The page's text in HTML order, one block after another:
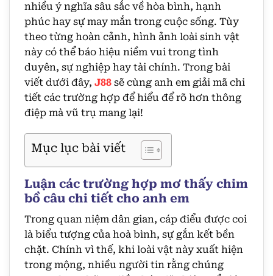
nhiều ý nghĩa sâu sắc về hòa bình, hạnh
phúc hay sự may mắn trong cuộc sống. Tùy
theo từng hoàn cảnh, hình ảnh loài sinh vật
này có thể báo hiệu niềm vui trong tình
duyên, sự nghiệp hay tài chính. Trong bài
viết dưới đây, J88 sẽ cùng anh em giải mã chi
tiết các trường hợp để hiểu để rõ hơn thông
điệp mà vũ trụ mang lại!
Mục lục bài viết
Luận các trường hợp mơ thấy chim
bồ câu chi tiết cho anh em
Trong quan niệm dân gian, cáp điểu được coi
là biểu tượng của hoà bình, sự gắn kết bền
chặt. Chính vì thế, khi loài vật này xuất hiện
trong mộng, nhiều người tin rằng chúng